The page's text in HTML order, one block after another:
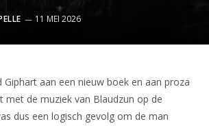
11 MEI 2026
Giphart aan een nieuw boek en aan proza
met de muziek van Blaudzun op de
dus een logisch gevolg om de man